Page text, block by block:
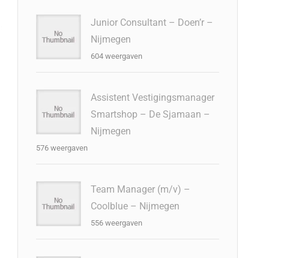
Junior Consultant – Doen’r –
Nijmegen
604 weergaven
Assistent Vestigingsmanager
Smartshop – De Sjamaan –
Nijmegen
576 weergaven
Team Manager (m/v) –
Coolblue – Nijmegen
556 weergaven